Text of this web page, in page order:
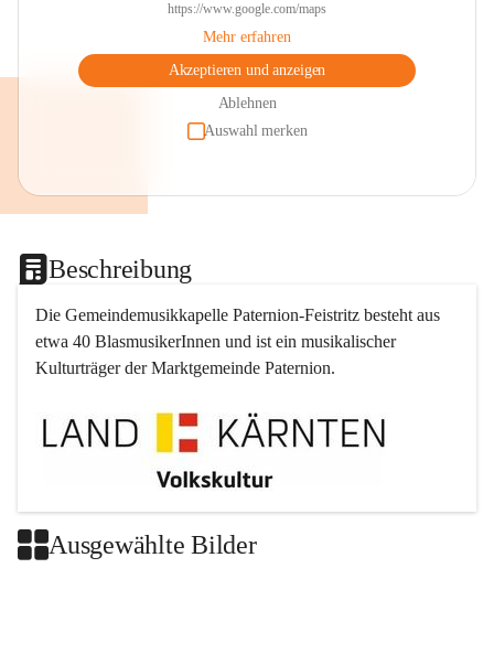
https://www.google.com/maps
Mehr erfahren
Akzeptieren und anzeigen
Ablehnen
Auswahl merken
Beschreibung
Die Gemeindemusikkapelle Paternion-Feistritz besteht aus
etwa 40 BlasmusikerInnen und ist ein musikalischer
Kulturträger der Marktgemeinde Paternion.
Ausgewählte Bilder